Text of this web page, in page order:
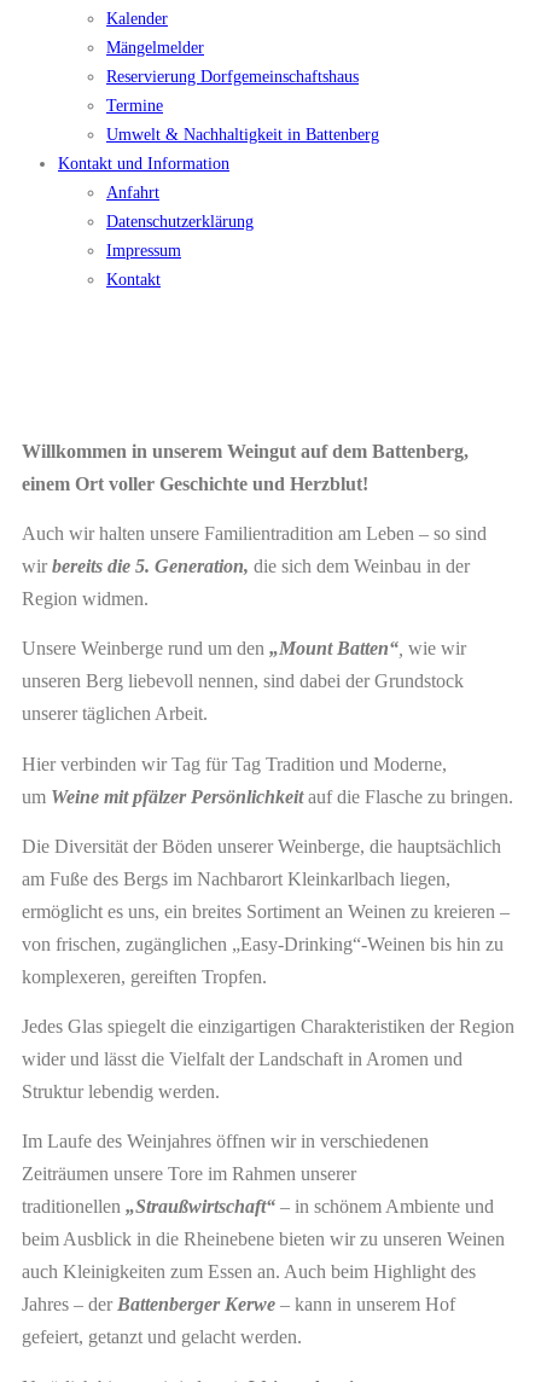
Kalender
Mängelmelder
Reservierung Dorfgemeinschaftshaus
Termine
Umwelt & Nachhaltigkeit in Battenberg
Kontakt und Information
Anfahrt
Datenschutzerklärung
Impressum
Kontakt
Willkommen in unserem Weingut auf dem Battenberg,
einem Ort voller Geschichte und Herzblut!
Auch wir halten unsere Familientradition am Leben – so sind
wirbereits die 5. Generation, die sich dem Weinbau in der
Region widmen.
Unsere Weinberge rund um den „Mount Batten“ wie wir
unseren Berg liebevoll nennen, sind dabei der Grundstock
unserer täglichen Arbeit.
Hier verbinden wir Tag für Tag Tradition und Moderne,
um Weine mit pfälzer Persönlichkeitauf die Flasche zu bringen.
Die Diversität der Böden unserer Weinberge, die hauptsächlich
am Fuße des Bergs im Nachbarort Kleinkarlbach liegen,
ermöglicht es uns, ein breites Sortiment an Weinen zu kreieren –
von frischen, zugänglichen „Easy-Drinking“-Weinen bis hin zu
komplexeren, gereiften Tropfen.
Jedes Glas spiegelt die einzigartigen Charakteristiken der Region
wider und lässt die Vielfalt der Landschaft in Aromen und
Struktur lebendig werden.
Im Laufe des Weinjahres öffnen wir in verschiedenen
Zeiträumen unsere Tore im Rahmen unserer
traditionellen „Straußwirtschaft“ – in schönem Ambiente und
beim Ausblick in die Rheinebene bieten wir zu unseren Weinen
auch Kleinigkeiten zum Essen an. Auch beim Highlight des
Jahres – der Battenberger Kerwe – kann in unserem Hof
gefeiert, getanzt und gelacht werden.